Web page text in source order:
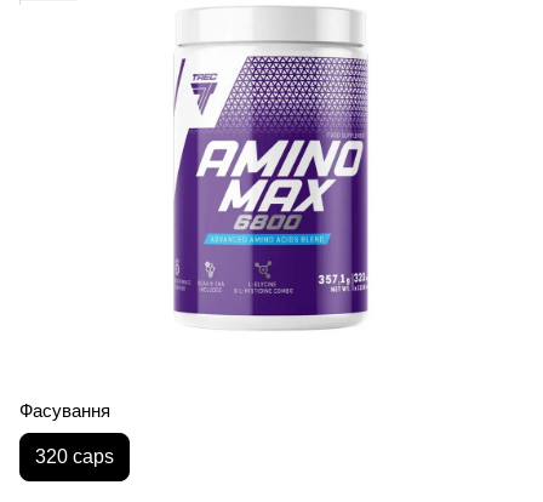
Фасування
320 caps